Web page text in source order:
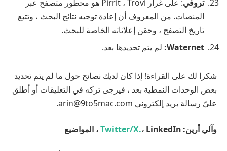
تروفي
: على غرار Pirrit ، Trovi هو محطور متصفح عبر
المنصات. من المعروف أن إعادة توجيه نتائج البحث ، وتتبع
تاريخ التصفح ، وحقن إعلاناته الخاصة للبحث.
Waternet: لم يتم تحديدها بعد.
شكرا لك على القراءة! إذا كان لديك نصائح حول ما لم يتم تحديد
بعض الوحدات النمطية بعد ، فيرجى تركه في التعليقات أو أطلق
عليّ رسالة بريد إلكتروني arin@9to5mac.com.
وآلي أرين: Twitter/X.، LinkedIn ، المواضيع